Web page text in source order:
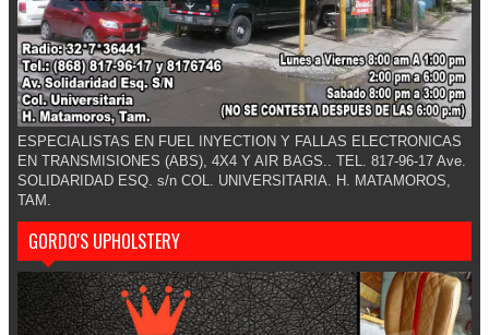
ESPECIALISTAS EN FUEL INYECTION Y FALLAS ELECTRONICAS
EN TRANSMISIONES (ABS), 4X4 Y AIR BAGS.. TEL. 817-96-17 Ave.
SOLIDARIDAD ESQ. s/n COL. UNIVERSITARIA. H. MATAMOROS,
TAM.
GORDO'S UPHOLSTERY